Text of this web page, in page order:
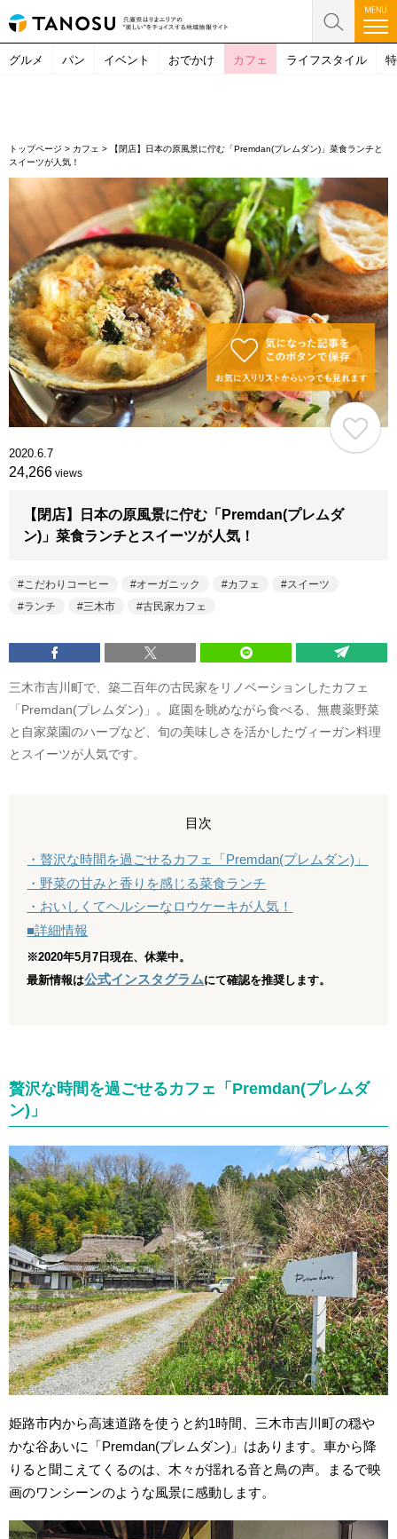
グルメ パン イベント おでかけ カフェ ライフスタイル
トップページ > カフェ >
【閉店】日本の原風景に佇む「Premdan(プレムダン)」菜食ランチと
スイーツが人気！
2020.6.7
24,266 views
【閉店】日本の原風景に佇む「Premdan(プレムダ
ン)」菜食ランチとスイーツが人気！
こだわりコーヒー オーガニック カフェ
スイーツ
ランチ
三木市 古民家カフェ
三木市吉川町で、築二百年の古民家をリノベーションしたカフェ
「Premdan(プレムダン)」。庭園を眺めながら食べる、無農薬野菜
と自家菜園のハーブなど、旬の美味しさを活かしたヴィーガン料理
とスイーツが人気です。
目次
・贅沢な時間を過ごせるカフェ「Premdan(プレムダン)」
・野菜の甘みと香りを感じる菜食ランチ
・おいしくてヘルシーなロウケーキが人気！
■詳細情報
※2020年5月7日現在、休業中。
最新情報は公式インスタグラムにて確認を推奨します。
贅沢な時間を過ごせるカフェ「Premdan(プレムダ
ン)」
姫路市内から高速道路を使うと約1時間、三木市吉川町の穏や
かな谷あいに「Premdan(プレムダン)」はあります。車から降
りると聞こえてくるのは、木々が揺れる音と鳥の声。まるで映
画のワンシーンのような風景に感動します。